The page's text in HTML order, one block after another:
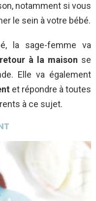
notamment si vous
le sein à votre bébé.
la sage-femme va
retour à la maison se
Elle va également
et répondre à toutes
à ce sujet.